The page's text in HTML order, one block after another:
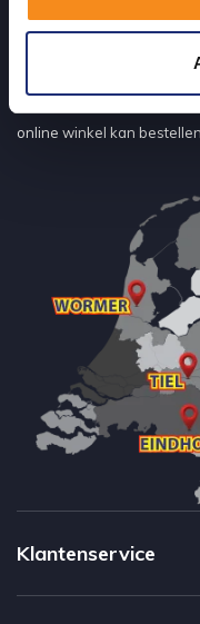
Uw sanitairwinkel in Tiel
terecht kunt voor
online winkel kan
Klantenservice